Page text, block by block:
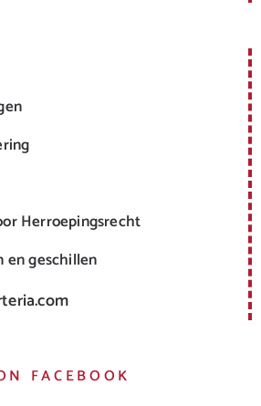
Herroepingsrecht
en geschillen
FACEBOOK